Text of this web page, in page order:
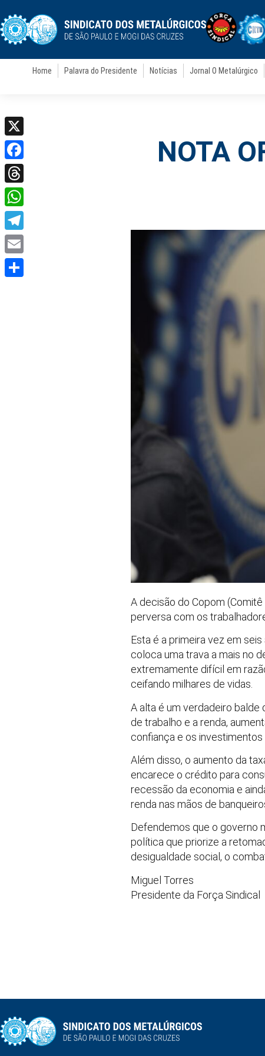
Home Palavra do Presidente Notícias Jornal O Metalúrgico
NOTA
A decisão do Copom
perversa com os
Esta é a primeira vez em
coloca uma trava a mais no
extremamente difícil em
ceifando milhares de vidas.
A alta é um verdadeiro balde
de trabalho e a renda,
confiança e os
Além disso, o aumento da
encarece o crédito para
recessão da economia e
renda nas mãos de
Defendemos que o governo
política que priorize a
desigualdade social, o
Miguel Torres
Presidente da Força Sindical
X
Facebook
Threads
WhatsApp
Telegram
Email